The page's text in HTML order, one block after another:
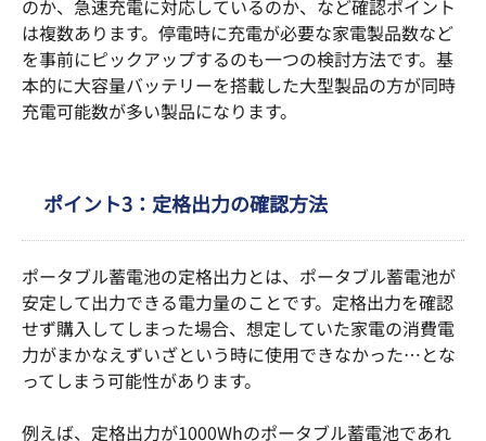
のか、急速充電に対応しているのか、など確認ポイント
は複数あります。停電時に充電が必要な家電製品数など
を事前にピックアップするのも一つの検討方法です。基
本的に大容量バッテリーを搭載した大型製品の方が同時
充電可能数が多い製品になります。
ポイント3：定格出力の確認方法
ポータブル蓄電池の定格出力とは、ポータブル蓄電池が
安定して出力できる電力量のことです。定格出力を確認
せず購入してしまった場合、想定していた家電の消費電
力がまかなえずいざという時に使用できなかった…とな
ってしまう可能性があります。
例えば、定格出力が1000Whのポータブル蓄電池であれ